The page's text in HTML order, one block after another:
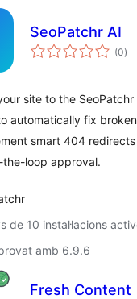
SeoPatchr AI
(0)
site to the SeoPatchr
automatically fix
smart 404
the-loop approval.
de 10 instal·lacions
amb 6.9.6
Fresh Content